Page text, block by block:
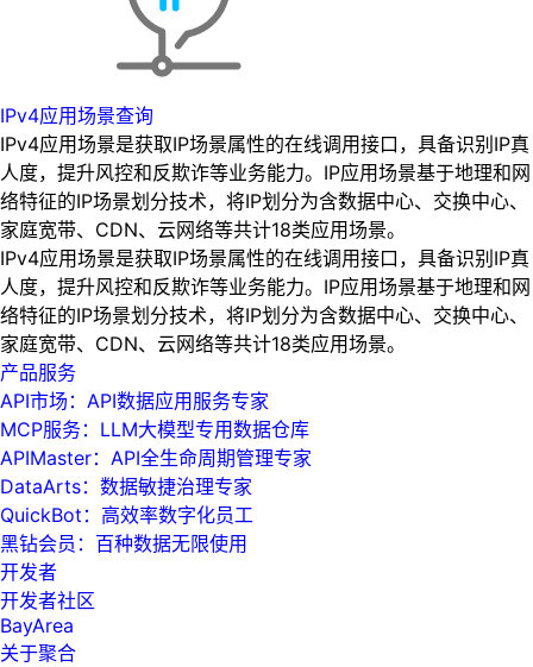
IPv4应用场景查询
IPv4应用场景是获取IP场景属性的在线调用接口，具备识别IP真
人度，提升风控和反欺诈等业务能力。IP应用场景基于地理和网
络特征的IP场景划分技术，将IP划分为含数据中心、交换中心、
家庭宽带、CDN、云网络等共计18类应用场景。
IPv4应用场景是获取IP场景属性的在线调用接口，具备识别IP真
人度，提升风控和反欺诈等业务能力。IP应用场景基于地理和网
络特征的IP场景划分技术，将IP划分为含数据中心、交换中心、
家庭宽带、CDN、云网络等共计18类应用场景。
产品服务
API市场：API数据应用服务专家
MCP服务：LLM大模型专用数据仓库
APIMaster：API全生命周期管理专家
DataArts：数据敏捷治理专家
QuickBot：高效率数字化员工
黑钻会员：百种数据无限使用
开发者
开发者社区
BayArea
关于聚合